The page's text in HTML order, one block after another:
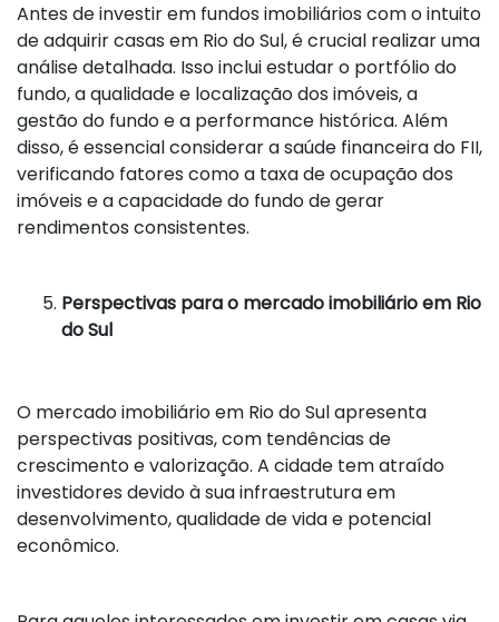
Antes de investir em fundos imobiliários com o intuito
de adquirir casas em Rio do Sul, é crucial realizar uma
análise detalhada. Isso inclui estudar o portfólio do
fundo, a qualidade e localização dos imóveis, a
gestão do fundo e a performance histórica. Além
disso, é essencial considerar a saúde financeira do FII,
verificando fatores como a taxa de ocupação dos
imóveis e a capacidade do fundo de gerar
rendimentos consistentes.
Perspectivas para o mercado imobiliário em Rio
do Sul
O mercado imobiliário em Rio do Sul apresenta
perspectivas positivas, com tendências de
crescimento e valorização. A cidade tem atraído
investidores devido à sua infraestrutura em
desenvolvimento, qualidade de vida e potencial
econômico.